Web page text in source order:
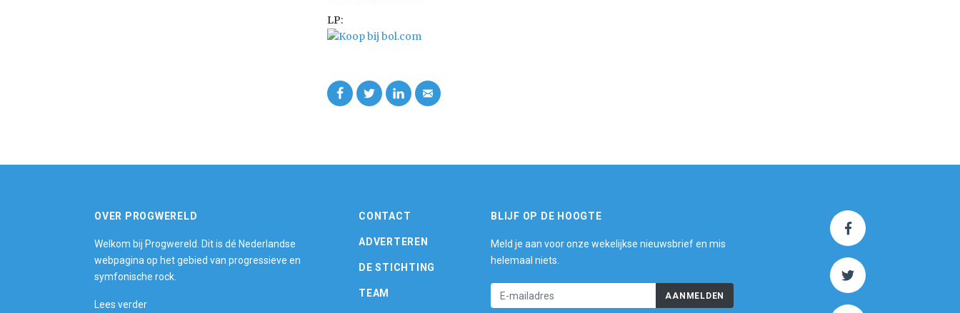
LP:
OVER PROGWERELD
Welkom bij Progwereld. Dit is dé Nederlandse
webpagina op het gebied van progressieve en
symfonische rock.
Lees verder
CONTACT
ADVERTEREN
DE STICHTING
TEAM
BLIJF OP DE HOOGTE
Meld je aan voor onze wekelijkse nieuwsbrief en mis
helemaal niets.
AANMELDEN